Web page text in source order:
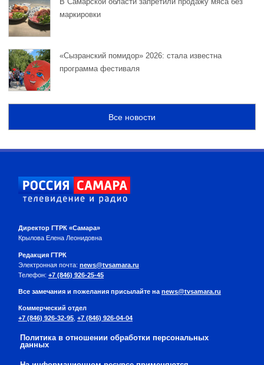
маркировки
«Сызранский помидор» 2026: стала известна
программа фестиваля
Все новости
Директор ГТРК «Самара»
Крылова Елена Леонидовна
Редакция ГТРК
Электронная почта: news@tvsamara.ru
Телефон: +7 (846) 926-25-45
Все замечания и пожелания присылайте на news@tvsamara.ru
Коммерческий отдел
+7 (846) 926-32-95 +7 (846) 926-04-04
Политика в отношении обработки персональных
данных